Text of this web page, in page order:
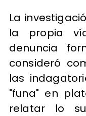
La
la propia
denuncia
consideró
las
"funa" en
relatar lo